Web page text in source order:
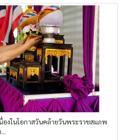
งในโอกาสวันคล้ายวันพระราชสมภพ